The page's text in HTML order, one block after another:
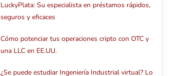
LuckyPlata: Su especialista en préstamos rápidos,
seguros y eficaces
Cómo potenciar tus operaciones cripto con OTC y
una LLC en EE.UU.
¿Se puede estudiar Ingeniería Industrial virtual? Lo